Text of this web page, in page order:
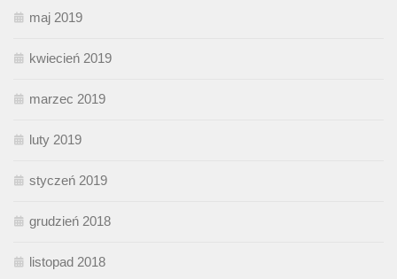
maj 2019
kwiecień 2019
marzec 2019
luty 2019
styczeń 2019
grudzień 2018
listopad 2018